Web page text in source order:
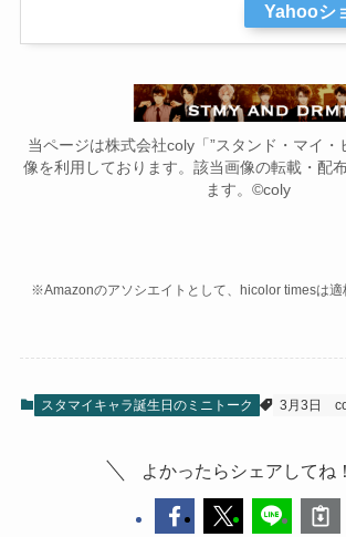
Yahooシ
当ページは株式会社coly「”スタンド・マイ・
像を利用しております。該当画像の転載・配
ます。©coly
※Amazonのアソシエイトとして、hicolor timesは適
スタマイキャラ誕生日のミニトーク 3月3日
よかったらシェアしてね！